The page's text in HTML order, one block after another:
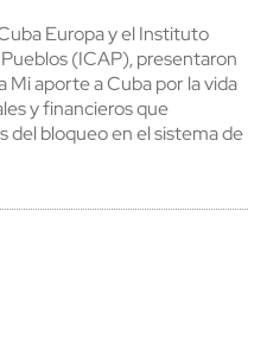
Europa y el Instituto
(ICAP), presentaron
Mi aporte a Cuba por la vida
y financieros que
bloqueo en el sistema de